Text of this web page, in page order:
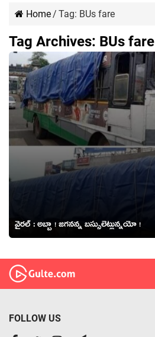
Home/ Tag: BUs fare
Tag Archives: BUs fare
వైర‌ల్ : అబ్బా ! జ‌గ‌న‌న్న బ‌స్సులెట్లున్న‌యో !
FOLLOW US